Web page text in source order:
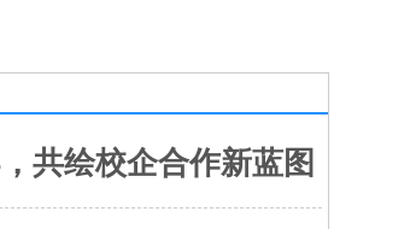
共绘校企合作新蓝图